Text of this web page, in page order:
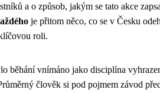
a o způsob, jakým se tato akce
je přitom něco, co se v Česku
roli.
běhání vnímáno jako disciplína
člověk si pod pojmem závod